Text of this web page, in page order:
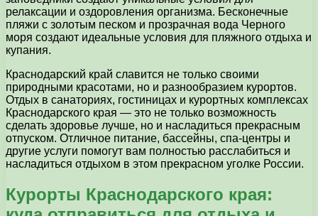
релаксации и оздоровления организма. Бесконечные
пляжи с золотым песком и прозрачная вода Черного
моря создают идеальные условия для пляжного отдыха и
купания.
Краснодарский край славится не только своими
природными красотами, но и разнообразием курортов.
Отдых в санаториях, гостиницах и курортных комплексах
Краснодарского края — это не только возможность
сделать здоровье лучше, но и насладиться прекрасным
отпуском. Отличное питание, бассейны, спа-центры и
другие услуги помогут вам полностью расслабиться и
насладиться отдыхом в этом прекрасном уголке России.
Курорты Краснодарского края: